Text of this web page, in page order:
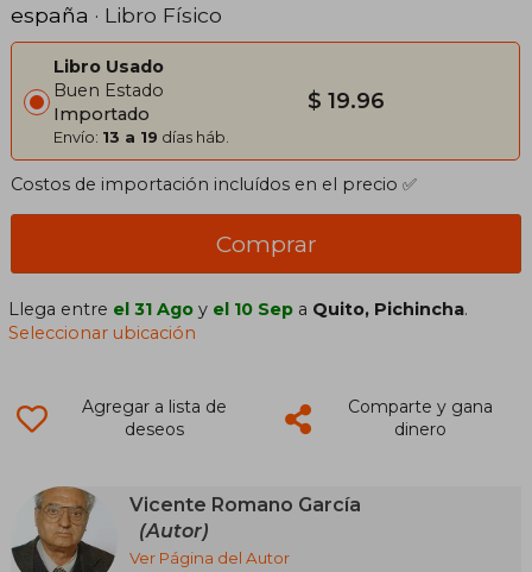
españa · Libro Físico
Libro Usado
Buen Estado
Importado
Envío: 13 a 19 días háb.
$ 19.96
Costos de importación incluídos en el precio ✅
Comprar
Llega entre el 31 Ago y el 10 Sep a Quito, Pichincha.
Seleccionar ubicación
Agregar a lista de
deseos
Comparte y gana
dinero
Vicente Romano García
(Autor)
Ver Página del Autor